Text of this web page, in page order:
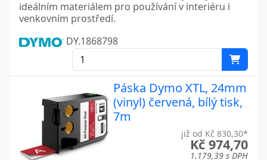
ideálním materiálem pro používání v interiéru i
venkovním prostředí.
DY.1868798
Páska Dymo XTL, 24mm
(vinyl) červená, bílý tisk,
7m
již od Kč 830,30*
Kč 974,70
1.179,39 s DPH